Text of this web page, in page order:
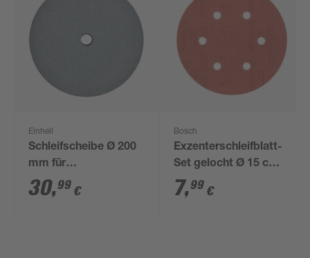
Einhell
Schleifscheibe Ø 200
mm für
Doppelschleifer K200
30,99 €
Bosch
Exzenterschleifblatt-
Set gelocht Ø 15 cm
G240 5-teilig
7,99 €